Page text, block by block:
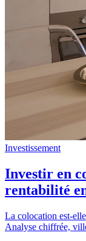
Investissement
Investir en
rentabilité
La colocation est-
Analyse chiffrée,